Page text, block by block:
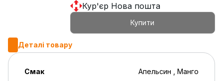
Кур'єр Нова пошта
Купити
Деталі товару
Смак Апельсин , Манго